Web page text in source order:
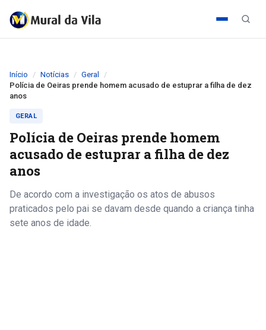
Início Notícias
Geral
Polícia de Oeiras prende homem acusado de estuprar a filha de dez
anos
GERAL
Polícia de Oeiras prende homem
acusado de estuprar a filha de dez
anos
De acordo com a investigação os atos de abusos
praticados pelo pai se davam desde quando a criança tinha
sete anos de idade.